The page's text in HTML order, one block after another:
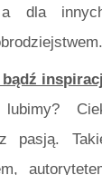
dla
bądź
pasją.